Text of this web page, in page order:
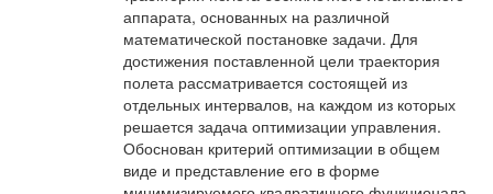
аппарата, основанных на различной
математической постановке задачи. Для
достижения поставленной цели траектория
полета рассматривается состоящей из
отдельных интервалов, на каждом из которых
решается задача оптимизации управления.
Обоснован критерий оптимизации в общем
виде и представление его в форме